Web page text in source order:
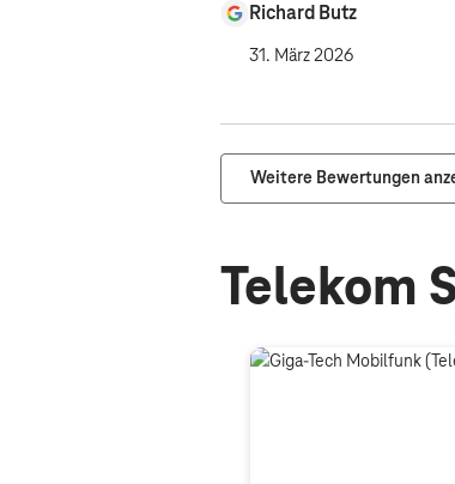
Richard Butz
31. März 2026
Weitere Bewertungen
Telekom